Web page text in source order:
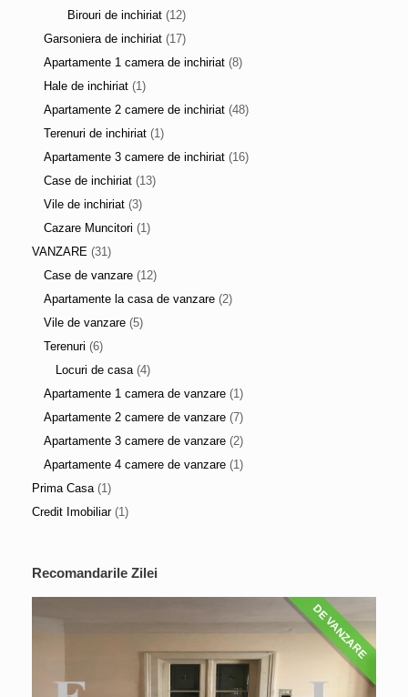
Birouri de inchiriat (12)
Garsoniera de inchiriat (17)
Apartamente 1 camera de inchiriat (8)
Hale de inchiriat (1)
Apartamente 2 camere de inchiriat (48)
Terenuri de inchiriat (1)
Apartamente 3 camere de inchiriat (16)
Case de inchiriat (13)
Vile de inchiriat (3)
Cazare Muncitori (1)
VANZARE (31)
Case de vanzare (12)
Apartamente la casa de vanzare (2)
Vile de vanzare (5)
Terenuri (6)
Locuri de casa(4)
Apartamente 1 camera de vanzare (1)
Apartamente 2 camere de vanzare (7)
Apartamente 3 camere de vanzare (2)
Apartamente 4 camere de vanzare (1)
Prima Casa(1)
Credit Imobiliar(1)
Recomandarile Zilei
DE VANZARE